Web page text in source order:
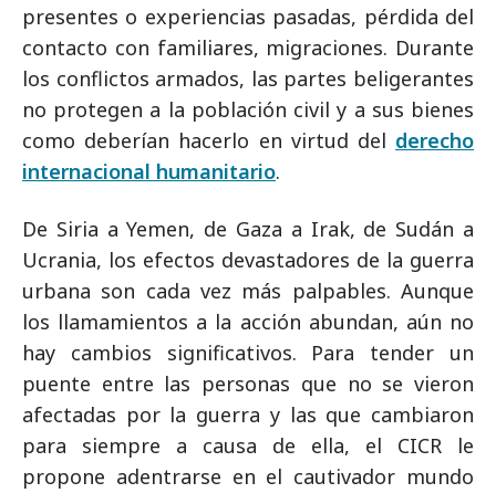
presentes o experiencias pasadas, pérdida del
contacto con familiares, migraciones. Durante
los conflictos armados, las partes beligerantes
no protegen a la población civil y a sus bienes
como deberían hacerlo en virtud del derecho
internacional humanitario.
De Siria a Yemen, de Gaza a Irak, de Sudán a
Ucrania, los efectos devastadores de la guerra
urbana son cada vez más palpables. Aunque
los llamamientos a la acción abundan, aún no
hay cambios significativos. Para tender un
puente entre las personas que no se vieron
afectadas por la guerra y las que cambiaron
para siempre a causa de ella, el CICR le
propone adentrarse en el cautivador mundo